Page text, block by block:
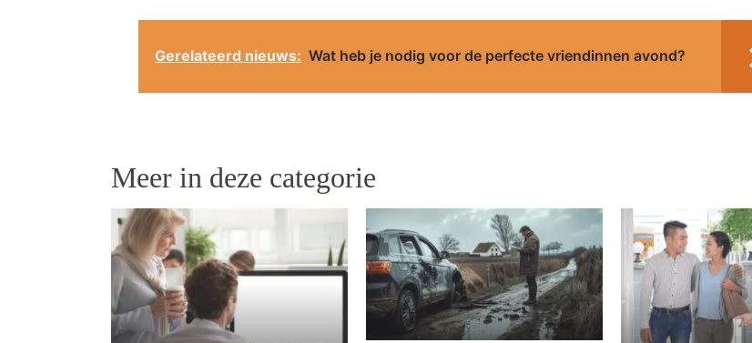
Gerelateerd nieuws: Wat heb je nodig voor de perfecte vriendinnen avond?
Meer in deze categorie